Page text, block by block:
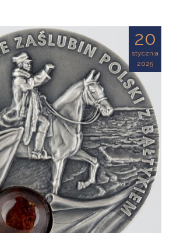
20
stycznia
2025